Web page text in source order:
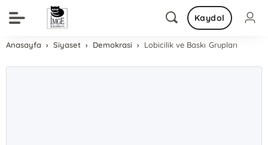
Kaydol
Anasayfa Siyaset Demokrasi Lobicilik ve Baskı Grupları